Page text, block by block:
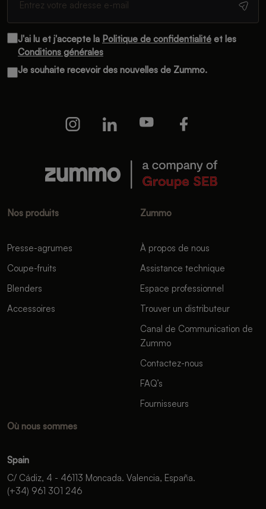
Nos produits
Presse-agrumes
Coupe-fruits
Blenders
Accessoires
Zummo
À propos de nous
Assistance technique
Espace professionnel
Trouver un distributeur
Canal de Communication de
Zummo
Contactez-nous
FAQ’s
Fournisseurs
J'ai lu et j'accepte la Politique de confidentialité et les
Conditions générales
Je souhaite recevoir des nouvelles de Zummo.
Où nous sommes
Spain
C/ Cádiz, 4 - 46113 Moncada. Valencia, España.
(+34) 961 301 246